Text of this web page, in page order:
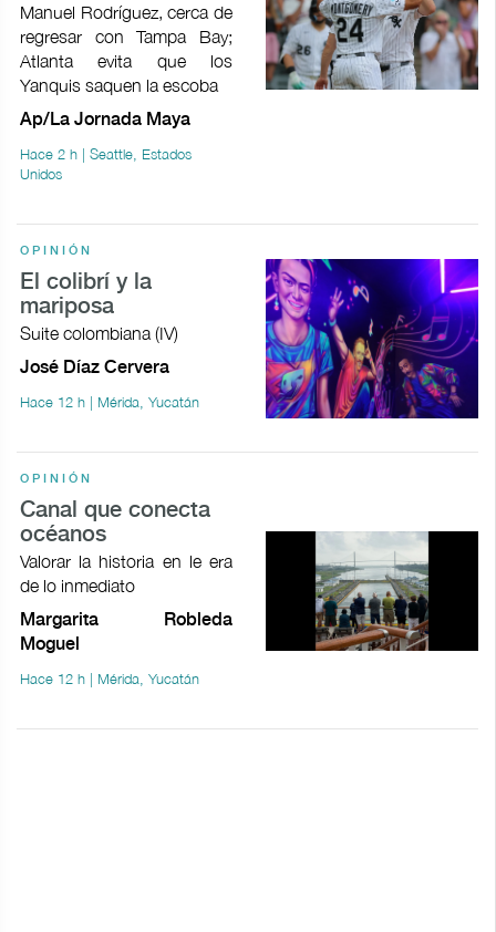
Manuel Rodríguez, cerca de
regresar con Tampa Bay;
Atlanta evita que los
Yanquis saquen la escoba
Ap/La Jornada Maya
Hace 2 h | Seattle, Estados
Unidos
OPINIÓN
El colibrí y la
mariposa
Suite colombiana (IV)
José Díaz Cervera
Hace 12 h | Mérida, Yucatán
OPINIÓN
Canal que conecta
océanos
Valorar la historia en le era
de lo inmediato
Margarita Robleda
Moguel
Hace 12 h | Mérida, Yucatán